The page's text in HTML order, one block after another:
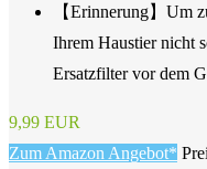
【Erinnerung】Um
Ihrem Haustier nicht
Ersatzfilter vor dem
9,99 EUR
Zum Amazon Angebot*